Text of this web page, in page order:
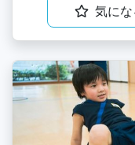
気にな